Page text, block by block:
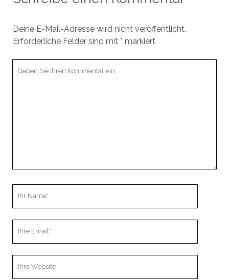
Deine E-Mail-Adresse wird nicht veröffentlicht.
Erforderliche Felder sind mit * markiert